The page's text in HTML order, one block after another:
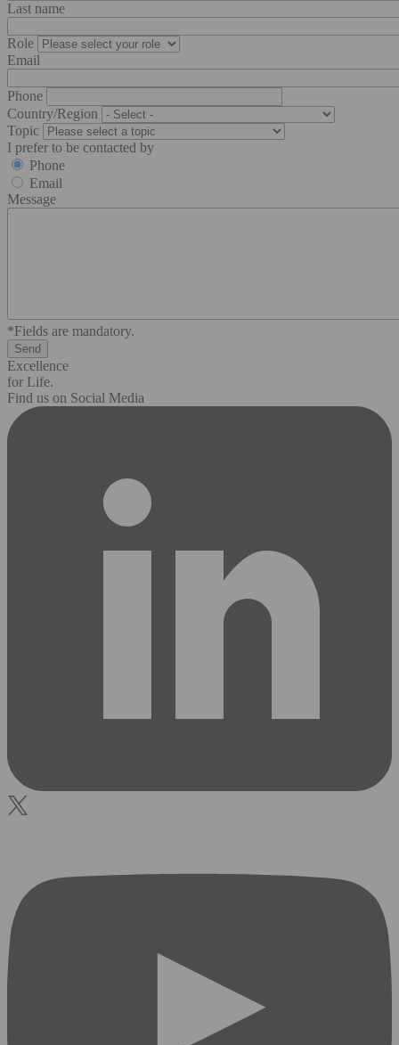
Last name
Role
Email
Phone
Country/Region
Topic
I prefer to be contacted by
Phone
Email
Message
*Fields are mandatory.
Excellence
for Life.
Find us on Social Media